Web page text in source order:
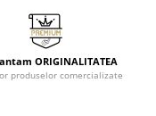
ORIGINALITATEA
produselor comercializate